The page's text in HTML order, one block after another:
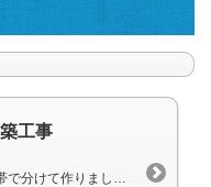
工事
けて作りました。